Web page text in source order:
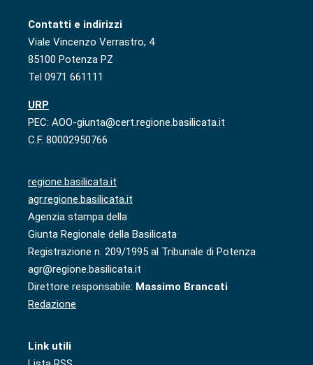
Contatti e indirizzi
Viale Vincenzo Verrastro, 4
85100 Potenza PZ
Tel 0971 661111
URP
PEC: AOO-giunta@cert.regione.basilicata.it
C.F. 80002950766
regione.basilicata.it
agr.regione.basilicata.it
Agenzia stampa della
Giunta Regionale della Basilicata
Registrazione n. 209/1995 al Tribunale di Potenza
agr@regione.basilicata.it
Direttore responsabile: Massimo Brancati
Redazione
Link utili